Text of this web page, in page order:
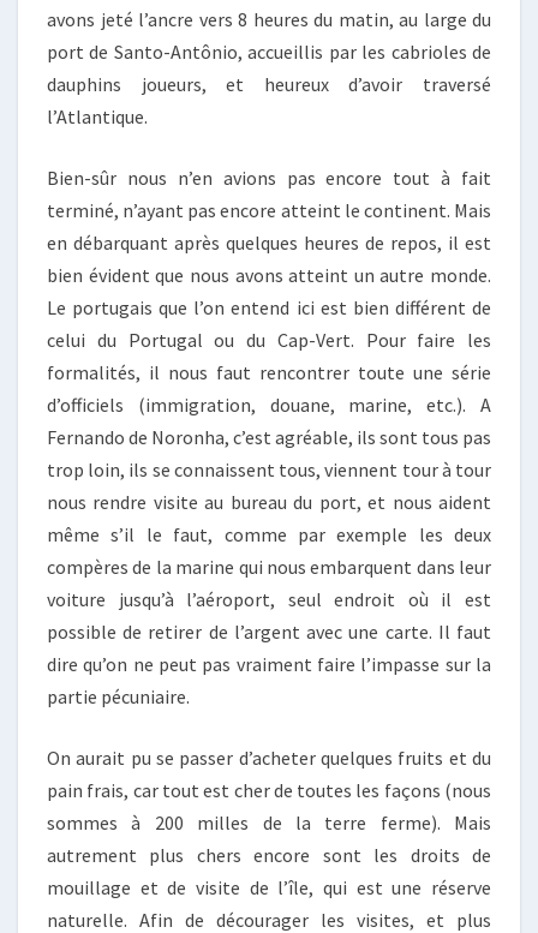
avons jeté l’ancre vers 8 heures du matin, au large du
port de Santo-Antônio, accueillis par les cabrioles de
dauphins joueurs, et heureux d’avoir traversé
l’Atlantique.
Bien-sûr nous n’en avions pas encore tout à fait
terminé, n’ayant pas encore atteint le continent. Mais
en débarquant après quelques heures de repos, il est
bien évident que nous avons atteint un autre monde.
Le portugais que l’on entend ici est bien différent de
celui du Portugal ou du Cap-Vert. Pour faire les
formalités, il nous faut rencontrer toute une série
d’officiels (immigration, douane, marine, etc.). A
Fernando de Noronha, c’est agréable, ils sont tous pas
trop loin, ils se connaissent tous, viennent tour à tour
nous rendre visite au bureau du port, et nous aident
même s’il le faut, comme par exemple les deux
compères de la marine qui nous embarquent dans leur
voiture jusqu’à l’aéroport, seul endroit où il est
possible de retirer de l’argent avec une carte. Il faut
dire qu’on ne peut pas vraiment faire l’impasse sur la
partie pécuniaire.
On aurait pu se passer d’acheter quelques fruits et du
pain frais, car tout est cher de toutes les façons (nous
sommes à 200 milles de la terre ferme). Mais
autrement plus chers encore sont les droits de
mouillage et de visite de l’île, qui est une réserve
naturelle. Afin de décourager les visites, et plus